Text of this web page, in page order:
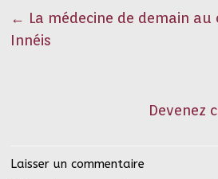
← La médecine de demain au
Innéis
Devenez
Laisser un commentaire